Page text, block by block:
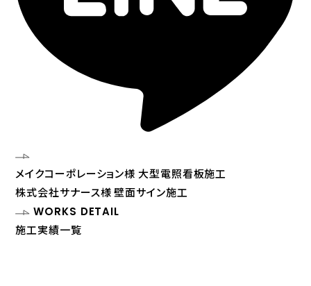
メイクコーポレーション様 大型電照看板施工
株式会社サナース様 壁面サイン施工
WORKS DETAIL
施工実績一覧